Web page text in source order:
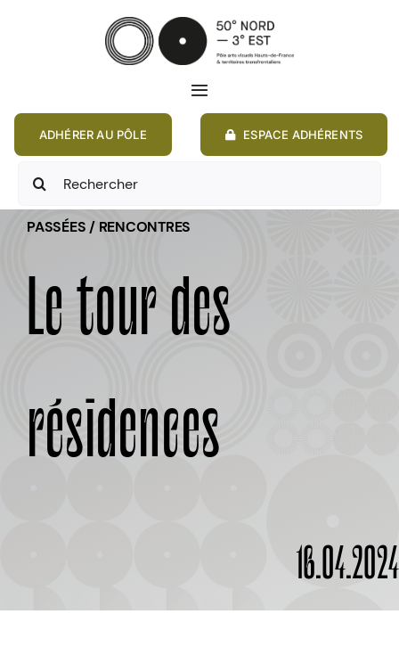
Toggle
Navigation
ANNONCES
À PROPOS
ADHÉRER AU PÔLE ESPACE ADHÉRENTS
Rechercher:
PASSÉES / RENCONTRES
Le tour des
résidences
16.04.2024